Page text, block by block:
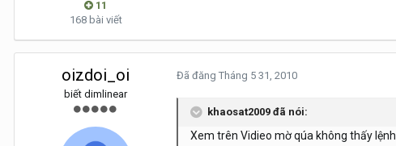
11
168 bài viết
oizdoi_oi
biết dimlinear
Đã đăng Tháng 5 31, 2010
khaosat2009 đã nói:
Xem trên Vidieo mờ qúa không thấy lệnh.